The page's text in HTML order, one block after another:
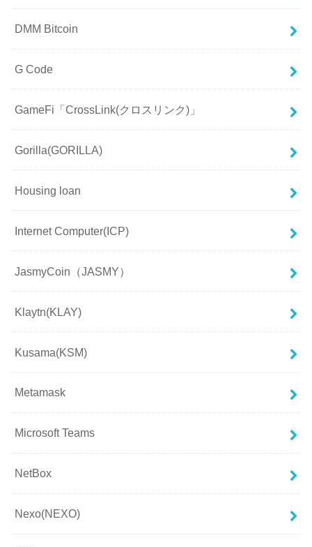
DMM Bitcoin
G Code
GameFi「CrossLink(クロスリンク)」
Gorilla(GORILLA)
Housing loan
Internet Computer(ICP)
JasmyCoin（JASMY）
Klaytn(KLAY)
Kusama(KSM)
Metamask
Microsoft Teams
NetBox
Nexo(NEXO)